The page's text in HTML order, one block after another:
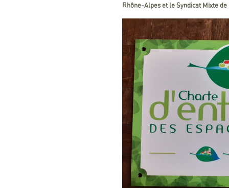
Rhône-Alpes et le Syndicat Mixte